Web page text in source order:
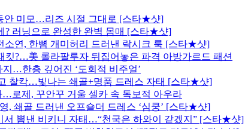
안 미모…리즈 시절 그대로 [스타★샷]
? 러닝으로 완성한 완벽 몸매 [스타★샷]
소연, 한뼘 개미허리 드러낸 락시크 룩 [스타★샷]
킷?…美 롤라팔루자 뒤집어놓은 파격 아방가르드 패션
…한층 깊어진 ‘도회적 비주얼’
찰칵…빛나는 쇄골+명품 드레스 자태 [스타★샷]
…로제, 꾸안꾸 거울 셀카 속 독보적 아우라
, 쇄골 드러낸 오프숄더 드레스 ‘심쿵’ [스타★샷]
서 뽐낸 비키니 자태…“천국은 하와이 같겠지” [스타★샷]